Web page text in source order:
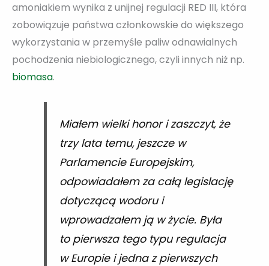
amoniakiem wynika z unijnej regulacji RED III, która
zobowiązuje państwa członkowskie do większego
wykorzystania w przemyśle paliw odnawialnych
pochodzenia niebiologicznego, czyli innych niż np.
biomasa.
Miałem wielki honor i zaszczyt, że
trzy lata temu, jeszcze w
Parlamencie Europejskim,
odpowiadałem za całą legislację
dotyczącą wodoru i
wprowadzałem ją w życie. Była
to pierwsza tego typu regulacja
w Europie i jedna z pierwszych